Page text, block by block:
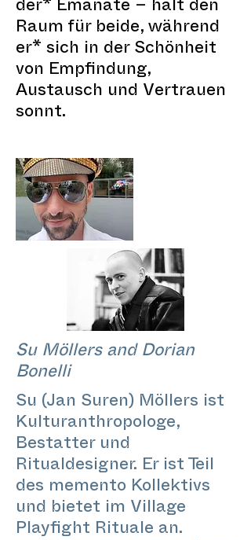
der* Emanate – hält den
Raum für beide, während
er* sich in der Schönheit
von Empfindung,
Austausch und Vertrauen
sonnt.
Su Möllers and Dorian
Bonelli
Su (Jan Suren) Möllers ist
Kulturanthropologe,
Bestatter und
Ritualdesigner. Er ist Teil
des memento Kollektivs
und bietet im Village
Playfight Rituale an.